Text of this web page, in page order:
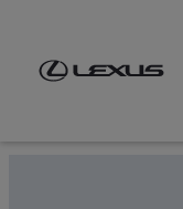
Große